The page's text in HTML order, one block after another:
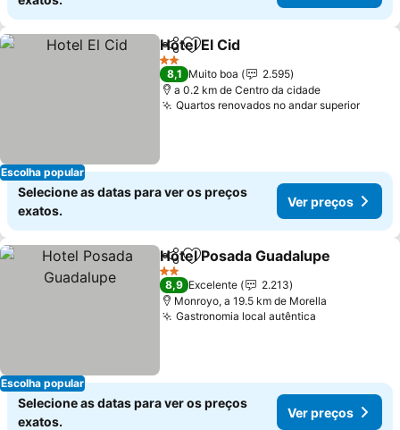
Escolha popular
PartilharAdicionar aos favoritos
Hotel El Cid
2 Estrelas
8,1 Muito boa
2.595
a 0.2 km de Centro da cidade
Quartos renovados no andar superior
Selecione as datas para ver os preços
exatos.
Ver preços
Escolha popular
PartilharAdicionar aos favoritos
Hotel Posada Guadalupe
2 Estrelas
8,9 Excelente
2.213
Monroyo, a 19.5 km de Morella
Gastronomia local autêntica
Selecione as datas para ver os preços
exatos.
Ver preços